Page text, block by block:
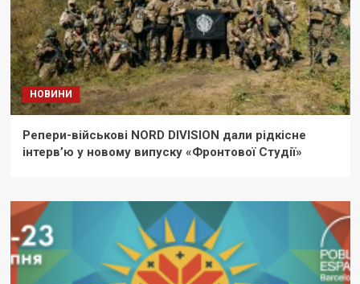
НОВИНИ
Репери-військові NORD DIVISION дали рідкісне
інтерв’ю у новому випуску «Фронтової Студії»